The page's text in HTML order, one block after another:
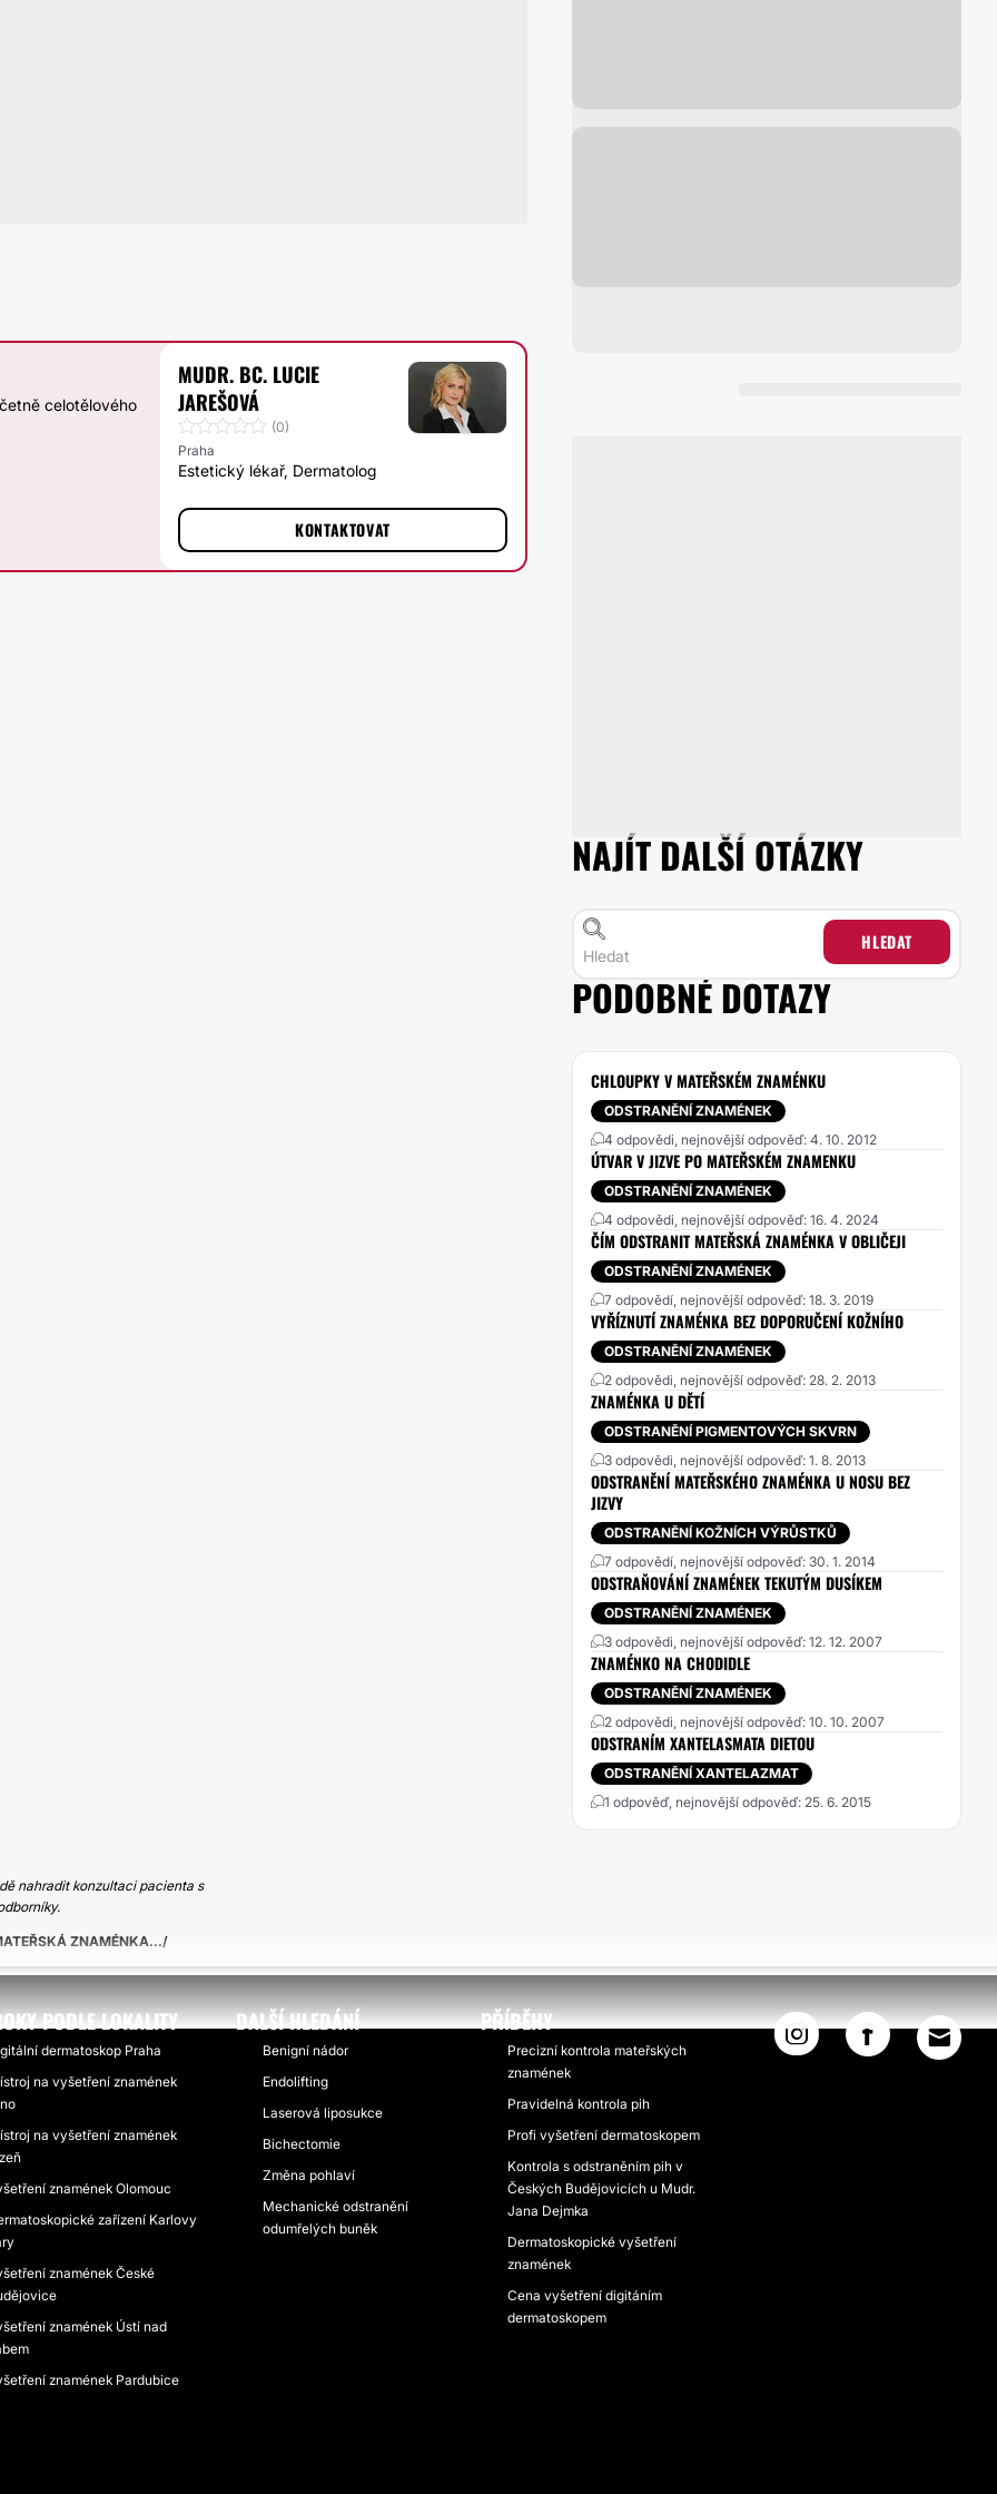
celotělového
MUDR. BC. LUCIE
JAREŠOVÁ
(0)
Praha
Estetický lékař, Dermatolog
KONTAKTOVAT
NAJÍT DALŠÍ OTÁZKY
HLEDAT
PODOBNÉ DOTAZY
CHLOUPKY V MATEŘSKÉM ZNAMÉNKU
ODSTRANĚNÍ ZNAMÉNEK
4 odpovědi, nejnovější odpověď: 4. 10. 2012
ÚTVAR V JIZVE PO MATEŘSKÉM ZNAMENKU
ODSTRANĚNÍ ZNAMÉNEK
4 odpovědi, nejnovější odpověď: 16. 4. 2024
ČÍM ODSTRANIT MATEŘSKÁ ZNAMÉNKA V OBLIČEJI
ODSTRANĚNÍ ZNAMÉNEK
7 odpovědí, nejnovější odpověď: 18. 3. 2019
VYŘÍZNUTÍ ZNAMÉNKA BEZ DOPORUČENÍ KOŽNÍHO
ODSTRANĚNÍ ZNAMÉNEK
2 odpovědi, nejnovější odpověď: 28. 2. 2013
ZNAMÉNKA U DĚTÍ
ODSTRANĚNÍ PIGMENTOVÝCH SKVRN
3 odpovědi, nejnovější odpověď: 1. 8. 2013
ODSTRANĚNÍ MATEŘSKÉHO ZNAMÉNKA U NOSU BEZ
JIZVY
ODSTRANĚNÍ KOŽNÍCH VÝRŮSTKŮ
7 odpovědí, nejnovější odpověď: 30. 1. 2014
ODSTRAŇOVÁNÍ ZNAMÉNEK TEKUTÝM DUSÍKEM
ODSTRANĚNÍ ZNAMÉNEK
3 odpovědi, nejnovější odpověď: 12. 12. 2007
ZNAMÉNKO NA CHODIDLE
ODSTRANĚNÍ ZNAMÉNEK
2 odpovědi, nejnovější odpověď: 10. 10. 2007
ODSTRANÍM XANTELASMATA DIETOU
ODSTRANĚNÍ XANTELAZMAT
1 odpověď, nejnovější odpověď: 25. 6. 2015
nahradit konzultaci pacienta s
ZNAMÉNKA...
PODLE LOKALITY
dermatoskop Praha
na vyšetření znamének
na vyšetření znamének
znamének Olomouc
zařízení Karlovy
znamének České
znamének Ústí nad
znamének Pardubice
DALŠÍ HLEDÁNÍ
Benigní nádor
Endolifting
Laserová liposukce
Bichectomie
Změna pohlaví
Mechanické odstranění
odumřelých buněk
PŘÍBĚHY
Precizní kontrola mateřských
znamének
Pravidelná kontrola pih
Profi vyšetření dermatoskopem
Kontrola s odstraněním pih v
Českých Budějovicích u Mudr.
Jana Dejmka
Dermatoskopické vyšetření
znamének
Cena vyšetření digitáním
dermatoskopem